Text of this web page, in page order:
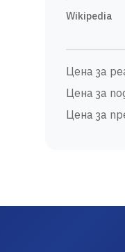
Wikipedia
Цена за
Цена за
Цена за